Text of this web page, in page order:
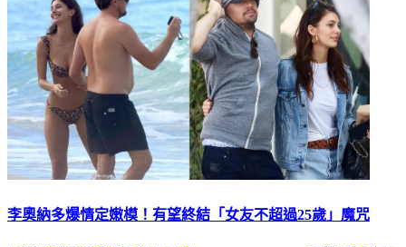
李奧納多爆情定嫩模！有望終結「女友不超過25歲」魔咒